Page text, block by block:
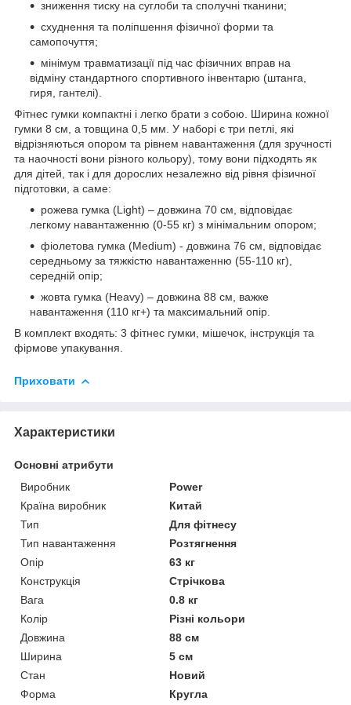
зниження тиску на суглоби та сполучні тканини;
схуднення та поліпшення фізичної форми та
самопочуття;
мінімум травматизації під час фізичних вправ на
відміну стандартного спортивного інвентарю (штанга,
гиря, гантелі).
Фітнес гумки компактні і легко брати з собою. Ширина кожної
гумки 8 см, а товщина 0,5 мм. У наборі є три петлі, які
відрізняються опором та рівнем навантаження (для зручності
та наочності вони різного кольору), тому вони підходять як
для дітей, так і для дорослих незалежно від рівня фізичної
підготовки, а саме:
рожева гумка (Light) – довжина 70 см, відповідає
легкому навантаженню (0-55 кг) з мінімальним опором;
фіолетова гумка (Medium) - довжина 76 см, відповідає
середньому за тяжкістю навантаженню (55-110 кг),
середній опір;
жовта гумка (Heavy) – довжина 88 см, важке
навантаження (110 кг+) та максимальний опір.
В комплект входять: 3 фітнес гумки, мішечок, інструкція та
фірмове упакування.
Приховати
Характеристики
Основні атрибути
Виробник
Power
Країна виробник
Китай
Тип
Для фітнесу
Тип навантаження
Розтягнення
Опір
63 кг
Конструкція
Стрічкова
Вага
0.8 кг
Колір
Різні кольори
Довжина
88 см
Ширина
5 см
Стан
Новий
Форма
Кругла